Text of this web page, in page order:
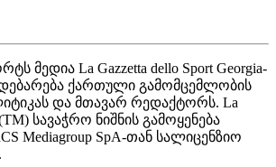
მედია La Gazzetta dello Sport Georgia-
ქართული გამომცემლობის
და მთავარ რედაქტორს. La
(TM) სავაჭრო ნიშნის გამოყენება
Mediagroup SpA-თან სალიცენზიო